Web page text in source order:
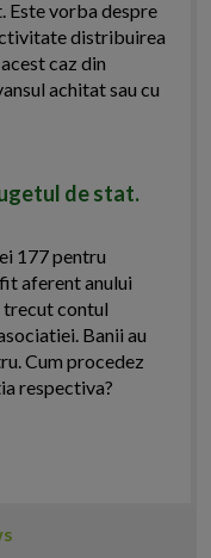
vorba despre
distribuirea
caz din
achitat sau cu
de stat.
177 pentru
aferent anului
trecut contul
Banii au
Cum procedez
respectiva?